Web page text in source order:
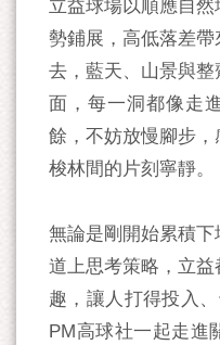
立益球場以順應自
勢鋪展，高低落差
去，藍天、山景與
面，每一洞都像走
餘，不妨放慢腳步
梭林間的片刻寧靜。
無論是剛開始累積
道上思考策略，立
趣，讓人打得投入
PM高球社一起走進